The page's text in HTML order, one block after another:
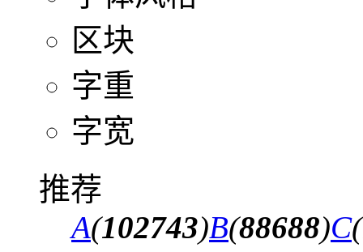
区块
字重
字宽
推荐
A(102743)B(88688)C(